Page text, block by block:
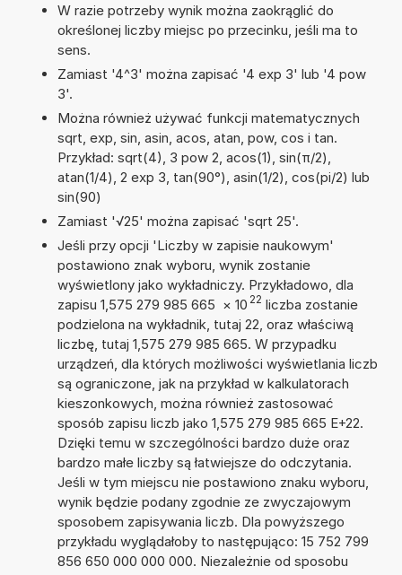
W razie potrzeby wynik można zaokrąglić do
określonej liczby miejsc po przecinku, jeśli ma to
sens.
Zamiast '4^3' można zapisać '4 exp 3' lub '4 pow
3'.
Można również używać funkcji matematycznych
sqrt, exp, sin, asin, acos, atan, pow, cos i tan.
Przykład: sqrt(4), 3 pow 2, acos(1), sin(π/2),
atan(1/4), 2 exp 3, tan(90°), asin(1/2), cos(pi/2) lub
sin(90)
Zamiast '√25' można zapisać 'sqrt 25'.
Jeśli przy opcji 'Liczby w zapisie naukowym'
postawiono znak wyboru, wynik zostanie
wyświetlony jako wykładniczy. Przykładowo, dla
zapisu 1,575 279 985 665 × 10 22 liczba zostanie
podzielona na wykładnik, tutaj 22, oraz właściwą
liczbę, tutaj 1,575 279 985 665. W przypadku
urządzeń, dla których możliwości wyświetlania liczb
są ograniczone, jak na przykład w kalkulatorach
kieszonkowych, można również zastosować
sposób zapisu liczb jako 1,575 279 985 665 E+22.
Dzięki temu w szczególności bardzo duże oraz
bardzo małe liczby są łatwiejsze do odczytania.
Jeśli w tym miejscu nie postawiono znaku wyboru,
wynik będzie podany zgodnie ze zwyczajowym
sposobem zapisywania liczb. Dla powyższego
przykładu wyglądałoby to następująco: 15 752 799
856 650 000 000 000. Niezależnie od sposobu